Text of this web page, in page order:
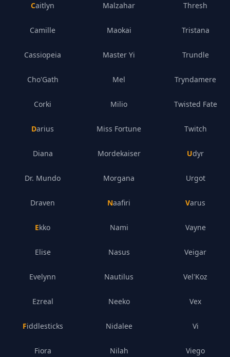
Caitlyn
Camille
Cassiopeia
Cho'Gath
Corki
Darius
Diana
Dr. Mundo
Draven
Ekko
Elise
Evelynn
Ezreal
Fiddlesticks
Fiora
Malzahar
Maokai
Master Yi
Mel
Milio
Miss Fortune
Mordekaiser
Morgana
Naafiri
Nami
Nasus
Nautilus
Neeko
Nidalee
Nilah
Thresh
Tristana
Trundle
Tryndamere
Twisted Fate
Twitch
Udyr
Urgot
Varus
Vayne
Veigar
Vel'Koz
Vex
Vi
Viego